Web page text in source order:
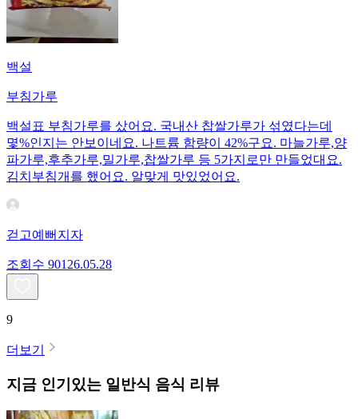
백설
부침가루
백설표 부침가루를 샀어요. 국내산 찹쌀가루가 섞였다는데
몇%인지는 안보이네요. 나트륨 함량이 42%구요. 마늘가루,양
파가루,후추가루,밀가루,찹쌀가루 등 5가지로만 만들었대요.
김치부침개를 했어요. 알맞게 맛있었어요.
걷고예뻐지자
조회수 901 26.05.28
9
더보기
지금 인기있는 일반식 음식 리뷰